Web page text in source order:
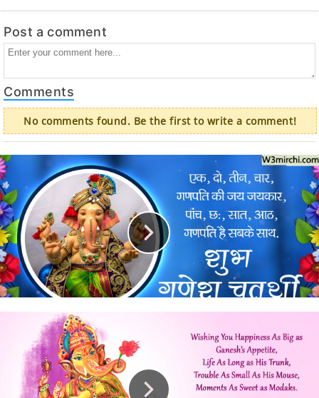
Post a comment
Comments
No comments found. Be the first to write a comment!